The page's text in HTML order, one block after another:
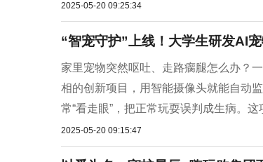
2025-05-20 09:25:34
“智宠守护”上线！大学生研发AI
家里宠物突然呕吐、走路瘸腿怎么办？
相的创新项目，用智能摄像头就能自动
常“看走眼”，把正常玩耍误判成生病。
2025-05-20 09:15:47